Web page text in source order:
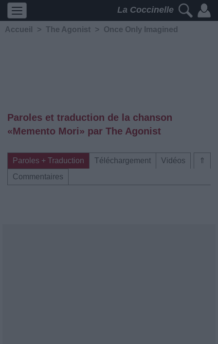
La Coccinelle
Accueil > The Agonist > Once Only Imagined
Paroles et traduction de la chanson
«Memento Mori» par The Agonist
⇑
Paroles + Traduction Téléchargement
Vidéos
Commentaires